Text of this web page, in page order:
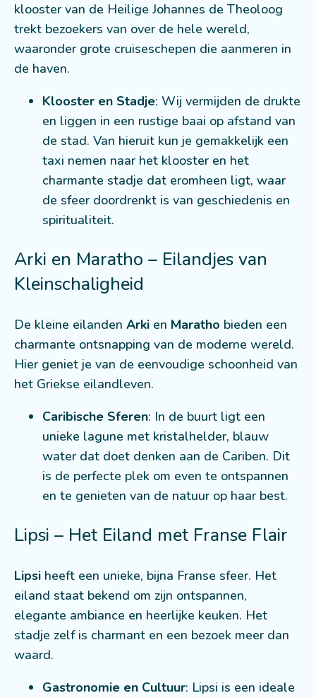
klooster van de Heilige Johannes de Theoloog
trekt bezoekers van over de hele wereld,
waaronder grote cruiseschepen die aanmeren in
de haven.
Klooster en Stadje: Wij vermijden de drukte
en liggen in een rustige baai op afstand van
de stad. Van hieruit kun je gemakkelijk een
taxi nemen naar het klooster en het
charmante stadje dat eromheen ligt, waar
de sfeer doordrenkt is van geschiedenis en
spiritualiteit.
Arki en Maratho – Eilandjes van
Kleinschaligheid
De kleine eilanden Arki en Maratho bieden een
charmante ontsnapping van de moderne wereld.
Hier geniet je van de eenvoudige schoonheid van
het Griekse eilandleven.
Caribische Sferen: In de buurt ligt een
unieke lagune met kristalhelder, blauw
water dat doet denken aan de Cariben. Dit
is de perfecte plek om even te ontspannen
en te genieten van de natuur op haar best.
Lipsi – Het Eiland met Franse Flair
Lipsi heeft een unieke, bijna Franse sfeer. Het
eiland staat bekend om zijn ontspannen,
elegante ambiance en heerlijke keuken. Het
stadje zelf is charmant en een bezoek meer dan
waard.
Gastronomie en Cultuur: Lipsi is een ideale